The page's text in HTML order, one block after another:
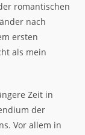
romantischen
nach
ersten
als mein
Zeit in
der
Vor allem in